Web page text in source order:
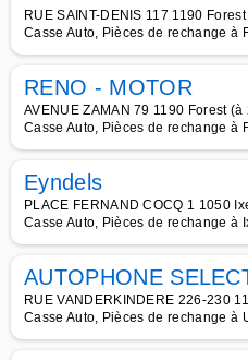
RUE SAINT-DENIS 117 1190
Casse Auto, Pièces de rechange à
RENO - MOTOR
AVENUE ZAMAN 79 1190 Forest
Casse Auto, Pièces de rechange à
Eyndels
PLACE FERNAND COCQ 1 1050
Casse Auto, Pièces de rechange à
AUTOPHONE
RUE VANDERKINDERE 226-230
Casse Auto, Pièces de rechange à